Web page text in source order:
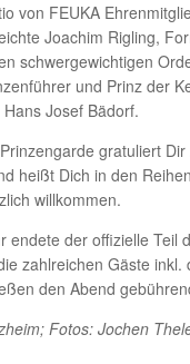
von FEUKA
Joachim Rigling,
schwergewichtigen
und Prinz der
Josef Bädorf.
gratuliert
heißt Dich in den
willkommen.
endete der offizielle Teil
zahlreichen Gäste inkl.
den Abend
Fotos: Jochen